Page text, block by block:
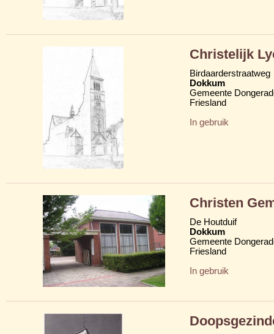
Christelijk
Birdaarderstraatweg
Dokkum
Gemeente
Friesland
In gebruik
Christen
De Houtduif
Dokkum
Gemeente
Friesland
In gebruik